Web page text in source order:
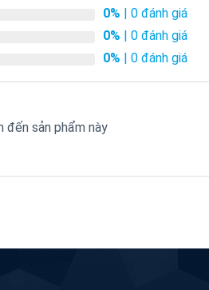
0% | 0 đánh giá
0% | 0 đánh giá
0% | 0 đánh giá
đến sản phẩm này